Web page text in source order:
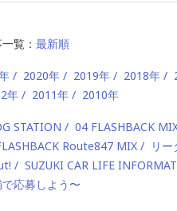
覧： 最新順
2020年 2019年 2018年
年 2011年 2010年
STATION 04 FLASHBACK
Route847 MIX リ
SUZUKI CAR LIFE
応募しよう〜